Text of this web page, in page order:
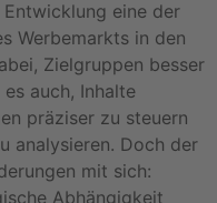
eine der
Werbemarkts in den
Zielgruppen besser
auch, Inhalte
präziser zu steuern
analysieren. Doch der
mit sich:
Abhängigkeit